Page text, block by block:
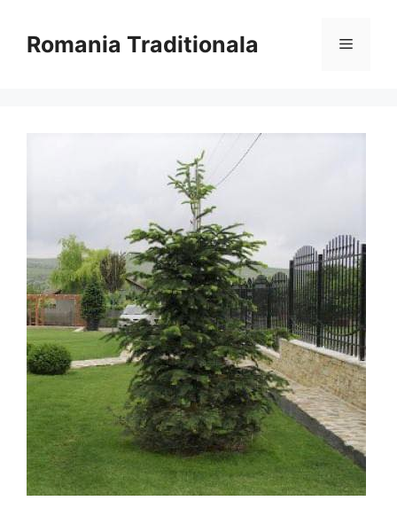
conținutRomania Traditionala Meniu